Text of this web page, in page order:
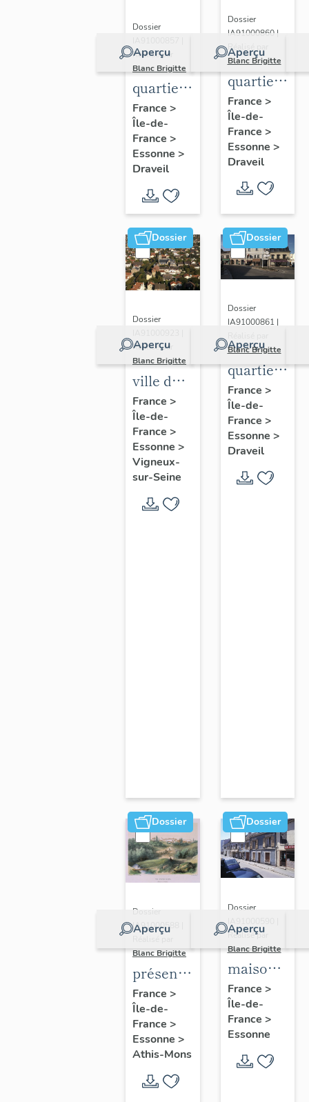
Denis
Aperçu
Dossier
Réalisé par
Blanc Brigitte
quartier
de
Mainville
France >
Île-de-
France >
Essonne >
Draveil
Aperçu
Dossier
IA91000860 |
Réalisé par
Blanc Brigitte
quartier
des
bords de
Seine
France >
Île-de-
France >
Essonne >
Draveil
Dossier
Aperçu
Dossier
Réalisé par
Blanc Brigitte
ville de
Vigneux-
sur-
Seine
France >
Île-de-
France >
Essonne >
Vigneux-
sur-Seine
Dossier
Aperçu
Dossier
IA91000861 |
Blanc Brigitte
quartier
du
centre
France >
Île-de-
France >
Essonne >
Draveil
Dossier
Aperçu
Dossier
IA91000588 |
Blanc Brigitte
présentation
de la
commune
d'Athis-
Mons
France >
Île-de-
France >
Essonne >
Athis-Mons
Dossier
Aperçu
Dossier
Réalisé par
Blanc Brigitte
maisons,
immeubles
France >
Île-de-
France >
Essonne